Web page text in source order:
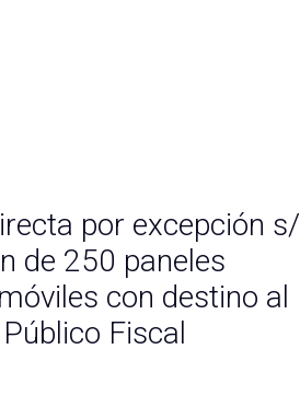
por excepción s/
de 250 paneles
con destino al
Fiscal